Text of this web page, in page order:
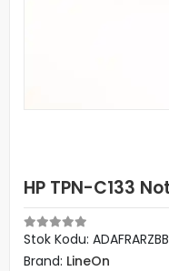
HP TPN-C133
Stok Kodu: ADAFRARZBB
Brand: LineOn